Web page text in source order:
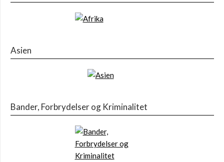
Asien
Bander, Forbrydelser og Kriminalitet